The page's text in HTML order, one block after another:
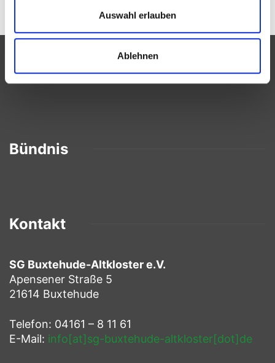
Auswahl erlauben
Ablehnen
Partner
Bündnis
Kontakt
SG Buxtehude-Altkloster e.V.
Apensener Straße 5
21614 Buxtehude
Telefon: 04161 – 8 11 61
E-Mail: info[at]sg-buxtehude-altkloster[dot]de